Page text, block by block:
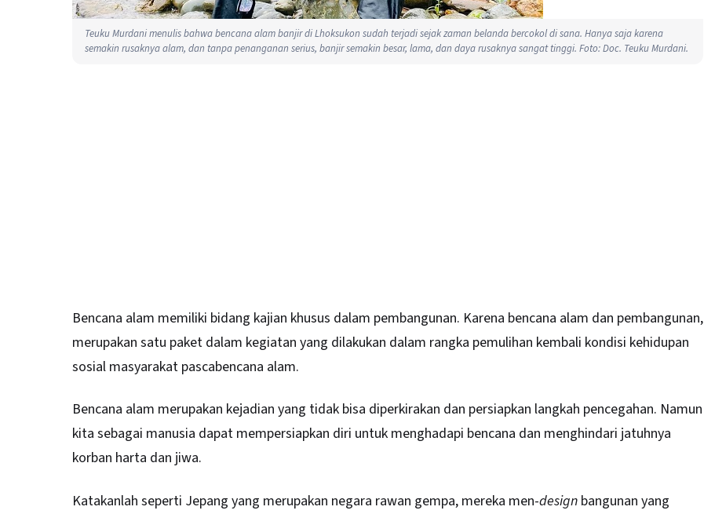
Teuku Murdani menulis bahwa bencana alam banjir di Lhoksukon sudah terjadi sejak zaman belanda bercokol di sana. Hanya saja karena
semakin rusaknya alam, dan tanpa penanganan serius, banjir semakin besar, lama, dan daya rusaknya sangat tinggi. Foto: Doc. Teuku Murdani.
Bencana alam memiliki bidang kajian khusus dalam pembangunan. Karena bencana alam dan pembangunan,
merupakan satu paket dalam kegiatan yang dilakukan dalam rangka pemulihan kembali kondisi kehidupan
sosial masyarakat pascabencana alam.
Bencana alam merupakan kejadian yang tidak bisa diperkirakan dan persiapkan langkah pencegahan. Namun
kita sebagai manusia dapat mempersiapkan diri untuk menghadapi bencana dan menghindari jatuhnya
korban harta dan jiwa.
Katakanlah seperti Jepang yang merupakan negara rawan gempa, mereka men-design bangunan yang